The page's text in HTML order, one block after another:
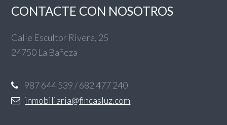
CONTACTE CON NOSOTROS
Calle Escultor Rivera, 25
24750 La Bañeza
987 644 539 / 682 477 240
inmobiliaria@fincasluz.com